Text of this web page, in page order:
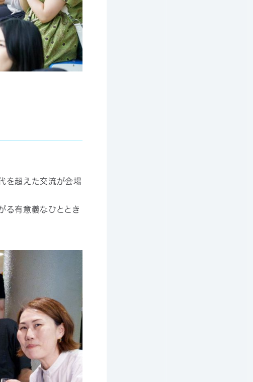
を超えた交流が会場
る有意義なひととき